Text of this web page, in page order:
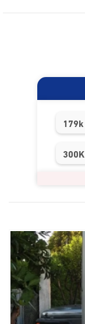
179k
300K